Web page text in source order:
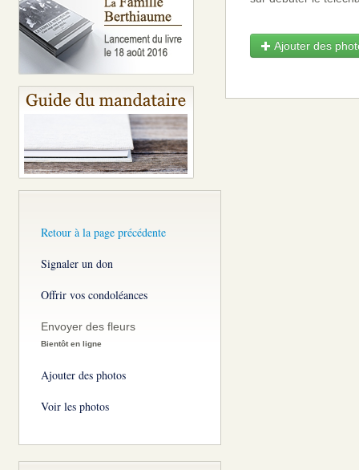
Retour à la page précédente
Signaler un don
Offrir vos condoléances
Envoyer des fleurs
Bientôt en ligne
Ajouter des photos
Voir les photos
Ajouter des